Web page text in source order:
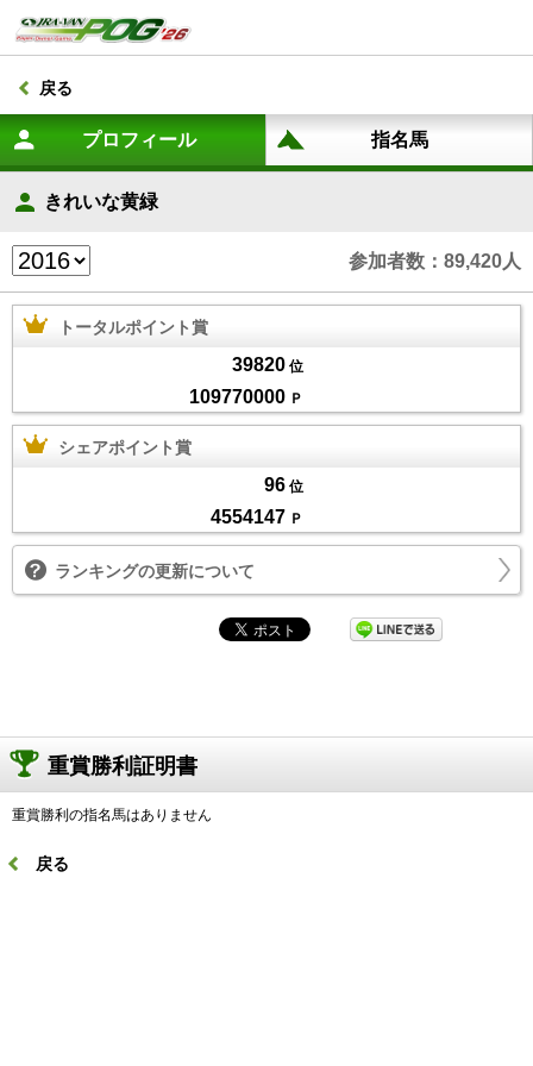
戻る
きれいな黄緑
参加者数：89,420人
トータルポイント賞
39820 位
109770000 Ｐ
シェアポイント賞
96 位
4554147 Ｐ
ランキングの更新について
重賞勝利証明書
重賞勝利の指名馬はありません
戻る